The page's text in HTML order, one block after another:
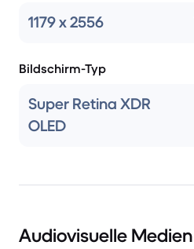
1179 x 2556
Bildschirm-Typ
Super Retina XDR
OLED
Audiovisuelle Medien